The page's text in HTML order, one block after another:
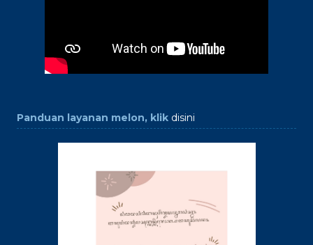
Panduan layanan melon, klik disini